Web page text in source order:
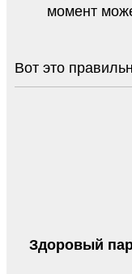
момент
Вот это
Здоровый